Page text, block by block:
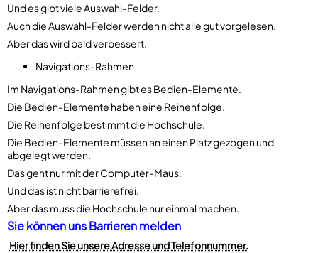
Und es gibt viele Auswahl-Felder.
Auch die Auswahl-Felder werden nicht alle gut vorgelesen.
Aber das wird bald verbessert.
Navigations-Rahmen
Im Navigations-Rahmen gibt es Bedien-Elemente.
Die Bedien-Elemente haben eine Reihenfolge.
Die Reihenfolge bestimmt die Hochschule.
Die Bedien-Elemente müssen an einen Platz gezogen und
abgelegt werden.
Das geht nur mit der Computer-Maus.
Und das ist nicht barrierefrei.
Aber das muss die Hochschule nur einmal machen.
Sie können uns Barrieren melden
Hier finden Sie unsere Adresse und Telefonnummer.